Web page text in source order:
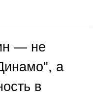
— не
а
в